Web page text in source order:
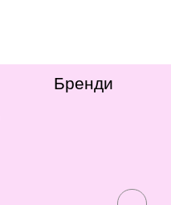
Бренди